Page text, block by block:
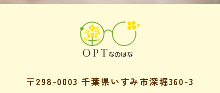
〒298-0003 千葉県いすみ市深堀360-3